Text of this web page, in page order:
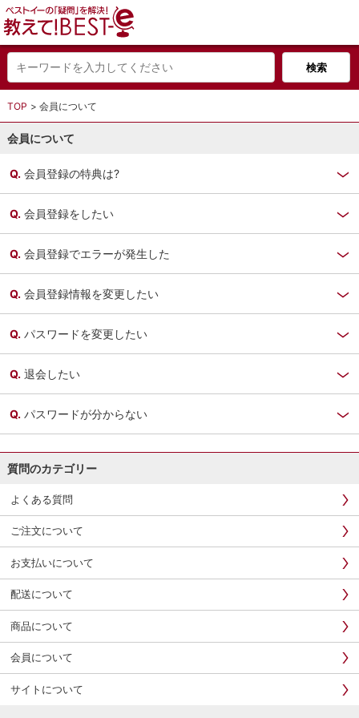
TOP 会員について
会員について
会員登録の特典は?
会員登録をしたい
会員登録でエラーが発生した
会員登録情報を変更したい
パスワードを変更したい
退会したい
パスワードが分からない
質問のカテゴリー
よくある質問
ご注文について
お支払いについて
配送について
商品について
会員について
サイトについて